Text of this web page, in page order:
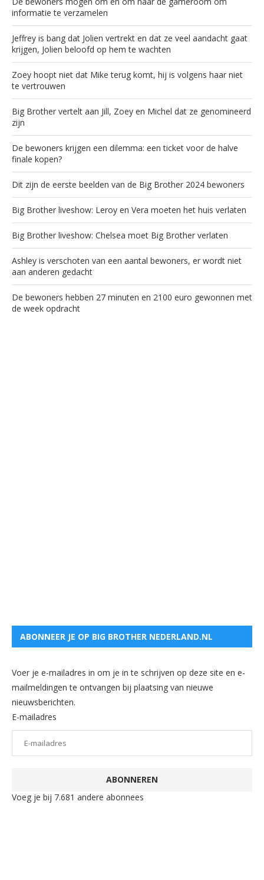
informatie te verzamelen
Jeffrey is bang dat Jolien vertrekt en dat ze veel aandacht gaat
krijgen, Jolien beloofd op hem te wachten
Zoey hoopt niet dat Mike terug komt, hij is volgens haar niet
te vertrouwen
Big Brother vertelt aan Jill, Zoey en Michel dat ze genomineerd
zijn
De bewoners krijgen een dilemma: een ticket voor de halve
finale kopen?
Dit zijn de eerste beelden van de Big Brother 2024 bewoners
Big Brother liveshow: Leroy en Vera moeten het huis verlaten
Big Brother liveshow: Chelsea moet Big Brother verlaten
Ashley is verschoten van een aantal bewoners, er wordt niet
aan anderen gedacht
De bewoners hebben 27 minuten en 2100 euro gewonnen met
de week opdracht
ABONNEER JE OP BIG BROTHER NEDERLAND.NL
Voer je e-mailadres in om je in te schrijven op deze site en e-
mailmeldingen te ontvangen bij plaatsing van nieuwe
nieuwsberichten.
E-mailadres
ABONNEREN
Voeg je bij 7.681 andere abonnees